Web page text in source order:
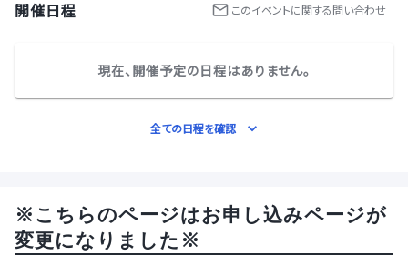
開催日程 このイベントに関する問い合わせ
現在、開催予定の日程はありません。
全ての日程を確認
※こちらのページはお申し込みページが
変更になりました※